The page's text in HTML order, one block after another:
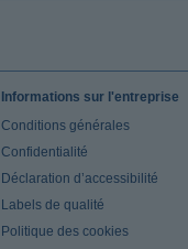
Informations sur l'entreprise
Conditions générales
Confidentialité
Déclaration d’accessibilité
Labels de qualité
Politique des cookies